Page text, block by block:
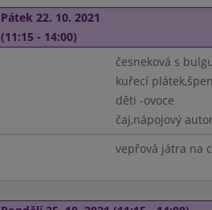
Pátek 22. 10. 2021
(11:15 - 14:00)
česneková s
kuřecí
děti -ovoce
čaj,nápojový
vepřová játra na